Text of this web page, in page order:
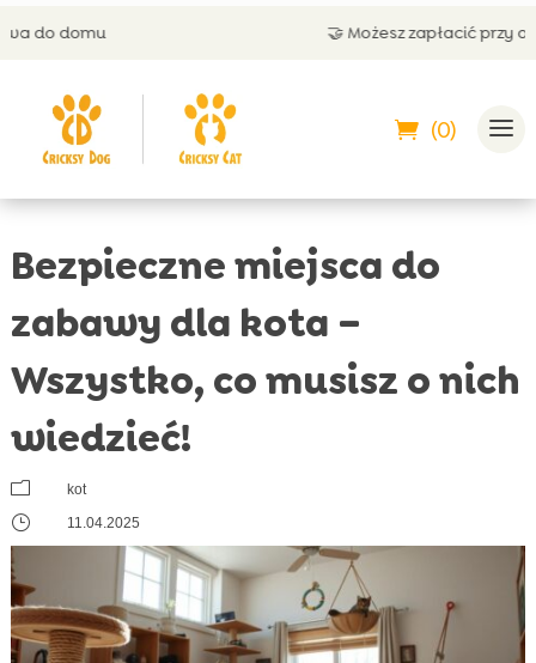
🤝 Możesz zapłacić przy odbiorze
(0)
Bezpieczne miejsca do
zabawy dla kota –
Wszystko, co musisz o nich
wiedzieć!
m kot
} 11.04.2025